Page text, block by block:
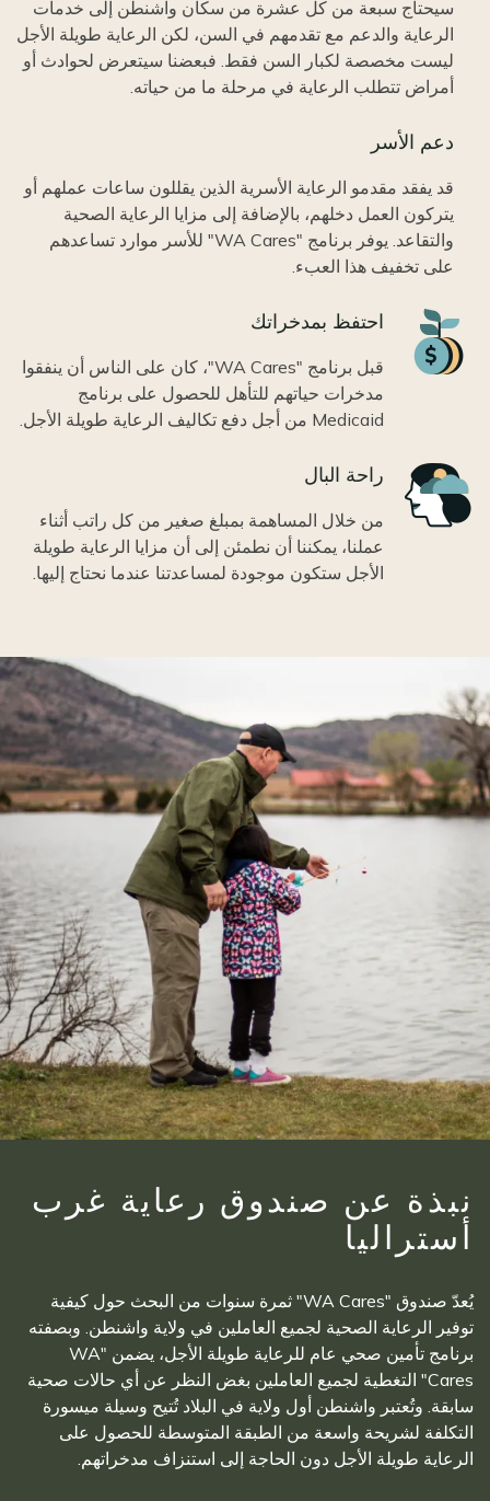
سيحتاج سبعة من كل عشرة من سكان واشنطن إلى خدمات
الرعاية والدعم مع تقدمهم في السن، لكن الرعاية طويلة الأجل
ليست مخصصة لكبار السن فقط. فبعضنا سيتعرض لحوادث أو
أمراض تتطلب الرعاية في مرحلة ما من حياته.
دعم الأسر
قد يفقد مقدمو الرعاية الأسرية الذين يقللون ساعات عملهم أو
يتركون العمل دخلهم، بالإضافة إلى مزايا الرعاية الصحية
والتقاعد. يوفر برنامج "WA Cares" للأسر موارد تساعدهم
على تخفيف هذا العبء.
Icon احتفظ بمدخراتك
قبل برنامج "WA Cares"، كان على الناس أن ينفقوا
مدخرات حياتهم للتأهل للحصول على برنامج
Medicaid من أجل دفع تكاليف الرعاية طويلة الأجل.
Icon راحة البال
من خلال المساهمة بمبلغ صغير من كل راتب أثناء
عملنا، يمكننا أن نطمئن إلى أن مزايا الرعاية طويلة
الأجل ستكون موجودة لمساعدتنا عندما نحتاج إليها.
نبذة عن صندوق رعاية غرب
أستراليا
يُعدّ صندوق "WA Cares" ثمرة سنوات من البحث حول كيفية
توفير الرعاية الصحية لجميع العاملين في ولاية واشنطن. وبصفته
برنامج تأمين صحي عام للرعاية طويلة الأجل، يضمن "WA
Cares" التغطية لجميع العاملين بغض النظر عن أي حالات صحية
سابقة. وتُعتبر واشنطن أول ولاية في البلاد تُتيح وسيلة ميسورة
التكلفة لشريحة واسعة من الطبقة المتوسطة للحصول على
الرعاية طويلة الأجل دون الحاجة إلى استنزاف مدخراتهم.